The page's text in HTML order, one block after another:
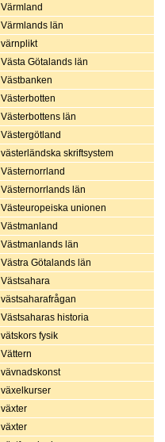
Värmland
Värmlands län
värnplikt
Västa Götalands län
Västbanken
Västerbotten
Västerbottens län
Västergötland
västerländska skriftsystem
Västernorrland
Västernorrlands län
Västeuropeiska unionen
Västmanland
Västmanlands län
Västra Götalands län
Västsahara
västsaharafrågan
Västsaharas historia
vätskors fysik
Vättern
vävnadskonst
växelkurser
växter
växter